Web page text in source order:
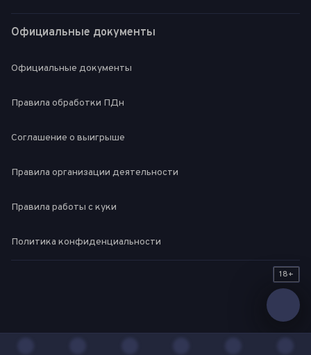
Официальные документы
Официальные документы
Правила обработки ПДн
Соглашение о выигрыше
Правила организации деятельности
Правила работы с куки
Политика конфиденциальности
18+